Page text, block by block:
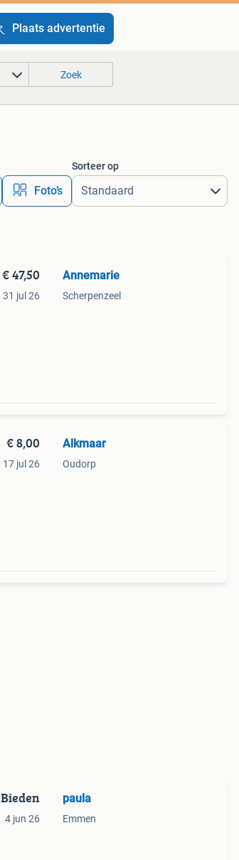
Plaats advertentie
Zoek
Foto’s
Sorteer op
€ 47,50
31 jul 26
Annemarie
Scherpenzeel
€ 8,00
17 jul 26
Alkmaar
Oudorp
Bieden
4 jun 26
paula
Emmen